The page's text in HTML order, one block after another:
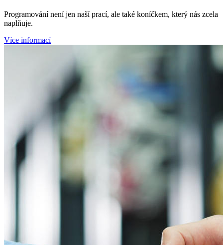
Programování není jen naší prací, ale také koníčkem, který nás zcela
naplňuje.
Více informací